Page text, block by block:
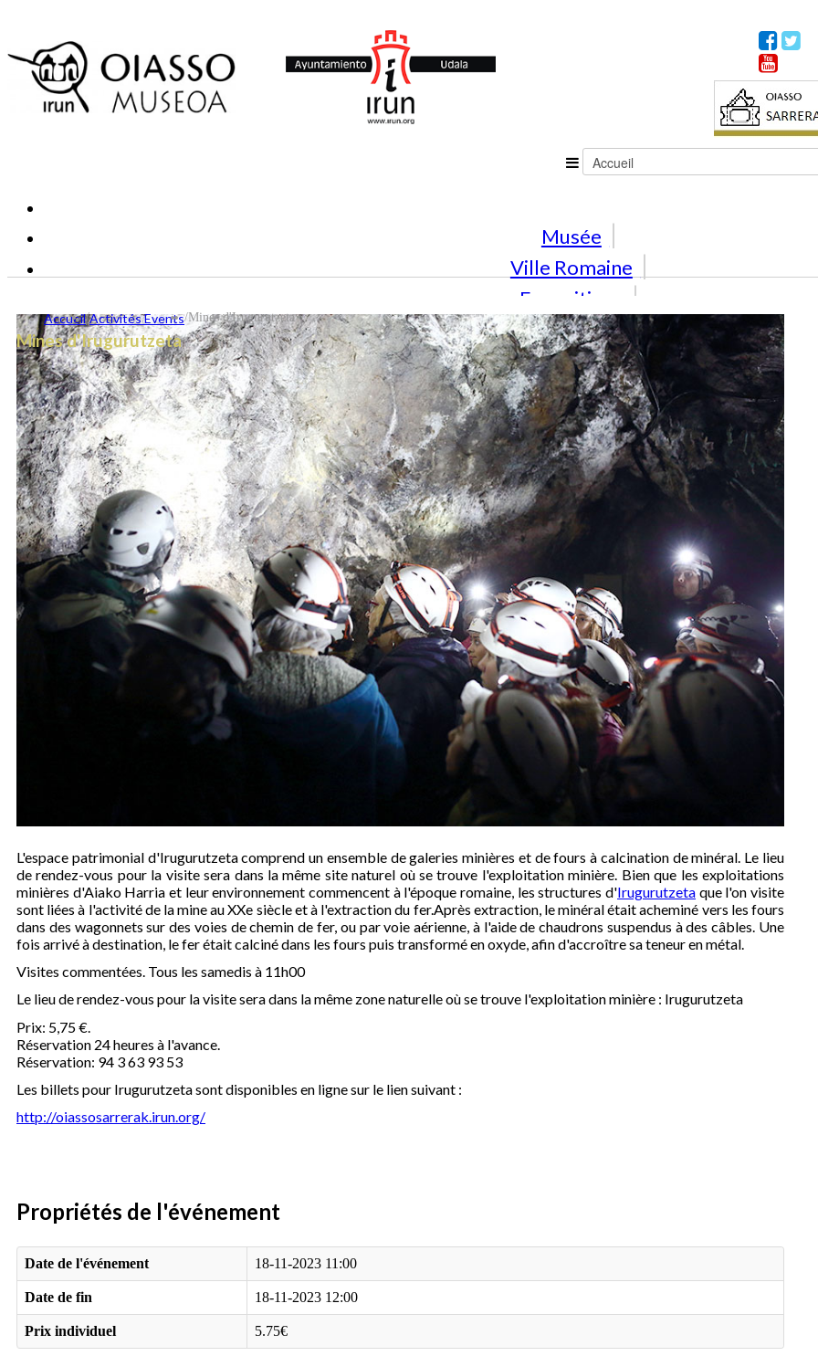
Musée
Ville Romaine
Expositions
Activités
En famille
Éducation
Infos pratiques
Accueil/Activités Events/Mines d'Irugurutzeta
Mines d'Irugurutzeta
L'espace patrimonial d'Irugurutzeta comprend un ensemble de galeries minières et de fours à calcination de minéral. Le lieu
de rendez-vous pour la visite sera dans la même site naturel où se trouve l'exploitation minière. Bien que les exploitations
minières d'Aiako Harria et leur environnement commencent à l'époque romaine, les structures d'Irugurutzeta que l'on visite
sont liées à l'activité de la mine au XXe siècle et à l'extraction du fer.Après extraction, le minéral était acheminé vers les fours
dans des wagonnets sur des voies de chemin de fer, ou par voie aérienne, à l'aide de chaudrons suspendus à des câbles. Une
fois arrivé à destination, le fer était calciné dans les fours puis transformé en oxyde, afin d'accroître sa teneur en métal.
Visites commentées. Tous les samedis à 11h00
Le lieu de rendez-vous pour la visite sera dans la même zone naturelle où se trouve l'exploitation minière : Irugurutzeta
Prix: 5,75 €.
Réservation 24 heures à l'avance.
Réservation: 94 3 63 93 53
Les billets pour Irugurutzeta sont disponibles en ligne sur le lien suivant :
http://oiassosarrerak.irun.org/
Propriétés de l'événement
Date de l'événement 18-11-2023 11:00
Date de fin 18-11-2023 12:00
Prix individuel 5.75€